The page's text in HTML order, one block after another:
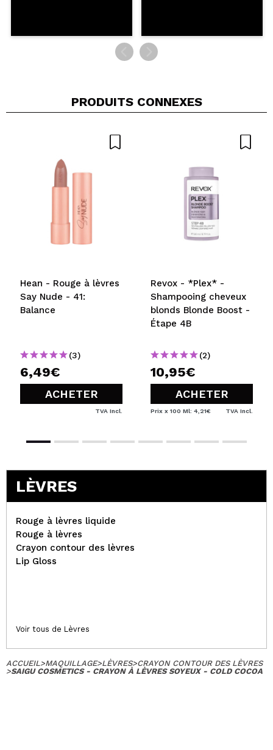
PRODUITS CONNEXES
Hean - Rouge à lèvres
Say Nude - 41:
Balance
(3)
6,49€
ACHETER
TVA Incl.
Revox - *Plex* -
Shampooing cheveux
blonds Blonde Boost -
Étape 4B
(2)
10,95€
ACHETER
Prix x 100 Ml: 4,21€ TVA Incl.
LÈVRES
Rouge à lèvres liquide
Rouge à lèvres
Crayon contour des lèvres
Lip Gloss
Voir tous de Lèvres
ACCUEIL>MAQUILLAGE>LÈVRES>CRAYON CONTOUR DES LÈVRES
>SAIGU COSMETICS - CRAYON À LÈVRES SOYEUX - COLD COCOA